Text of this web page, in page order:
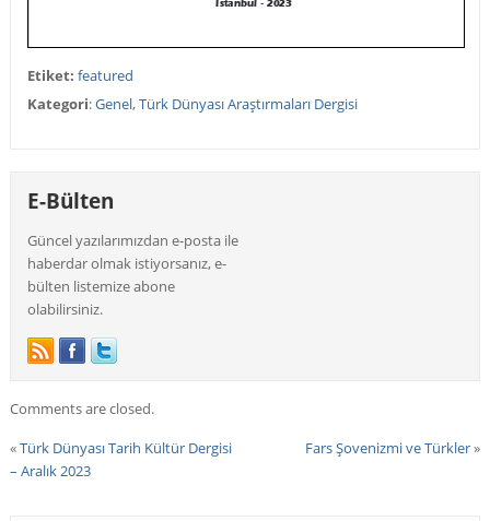
Etiket: featured
Kategori:Genel,Türk Dünyası Araştırmaları Dergisi
E-Bülten
Güncel yazılarımızdan e-posta ile
haberdar olmak istiyorsanız, e-
bülten listemize abone
olabilirsiniz.
Comments are closed.
«Türk Dünyası Tarih Kültür Dergisi
– Aralık 2023
Fars Şovenizmi ve Türkler»